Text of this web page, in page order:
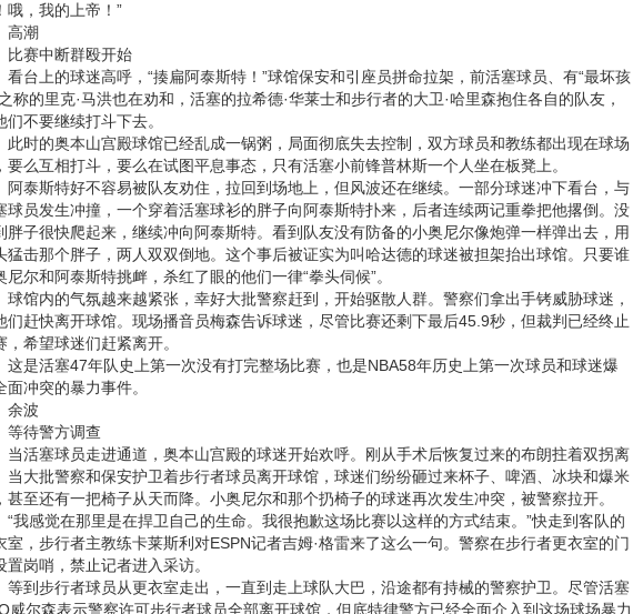
哦，我的上帝！”
潮
赛中断群殴开始
上的球迷高呼，“揍扁阿泰斯特！”球馆保安和引座员拼命拉架，前活塞球员、有“最坏孩
称的里克·马洪也在劝和，活塞的拉希德·华莱士和步行者的大卫·哈里森抱住各自的队友，
们不要继续打斗下去。
的奥本山宫殿球馆已经乱成一锅粥，局面彻底失去控制，双方球员和教练都出现在球场
要么互相打斗，要么在试图平息事态，只有活塞小前锋普林斯一个人坐在板凳上。
斯特好不容易被队友劝住，拉回到场地上，但风波还在继续。一部分球迷冲下看台，与
球员发生冲撞，一个穿着活塞球衫的胖子向阿泰斯特扑来，后者连续两记重拳把他撂倒。没
胖子很快爬起来，继续冲向阿泰斯特。看到队友没有防备的小奥尼尔像炮弹一样弹出去，用
猛击那个胖子，两人双双倒地。这个事后被证实为叫哈达德的球迷被担架抬出球馆。只要谁
尼尔和阿泰斯特挑衅，杀红了眼的他们一律“拳头伺候”。
内的气氛越来越紧张，幸好大批警察赶到，开始驱散人群。警察们拿出手铐威胁球迷，
们赶快离开球馆。现场播音员梅森告诉球迷，尽管比赛还剩下最后45.9秒，但裁判已经终止
，希望球迷们赶紧离开。
活塞47年队史上第一次没有打完整场比赛，也是NBA58年历史上第一次球员和球迷爆
面冲突的暴力事件。
波
待警方调查
塞球员走进通道，奥本山宫殿的球迷开始欢呼。刚从手术后恢复过来的布朗拄着双拐离
当大批警察和保安护卫着步行者球员离开球馆，球迷们纷纷砸过来杯子、啤酒、冰块和爆米
甚至还有一把椅子从天而降。小奥尼尔和那个扔椅子的球迷再次发生冲突，被警察拉开。
感觉在那里是在捍卫自己的生命。我很抱歉这场比赛以这样的方式结束。”快走到客队的
室，步行者主教练卡莱斯利对ESPN记者吉姆·格雷来了这么一句。警察在步行者更衣室的门
置岗哨，禁止记者进入采访。
步行者球员从更衣室走出，一直到走上球队大巴，沿途都有持械的警察护卫。尽管活塞
威尔森表示警察许可步行者球员全部离开球馆，但底特律警方已经全面介入到这场球场暴力